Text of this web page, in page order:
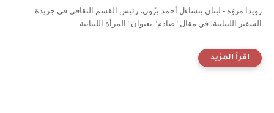
رويدا مروّه - لبنان يتساءل أحمد بزّون، رئيس القسم الثقافي في جريدة
السفير اللبنانية، في مقال "صادم" بعنوان "المرأة اللبنانية ...